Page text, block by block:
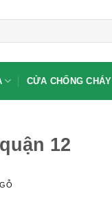
CỬA CHỐNG CHÁY
12